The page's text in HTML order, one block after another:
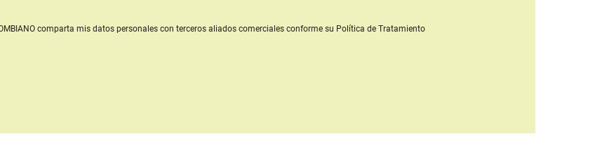
comparta mis datos personales con terceros aliados comercialesconforme su Política de Tratamiento